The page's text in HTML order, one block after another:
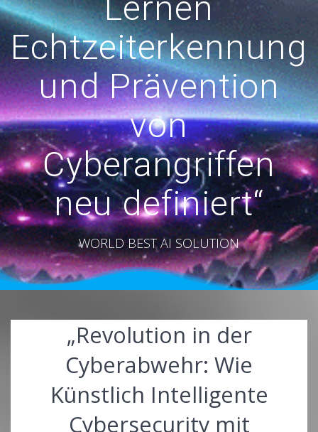
Echtzeiterkennung
und Prävention
von
Cyberangriffen
neu definiert“
WORLD BEST AI SOLUTION
„Revolution in der
Cyberabwehr: Wie
Künstlich Intelligente
Cybersecurity mit